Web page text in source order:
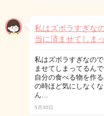
私はズボラすぎな
当に済ませてしま
私はズボラすぎなの
ませてしまってるん
自分の食べる物を作
の時ほど気にしなく
ん…
5月30日